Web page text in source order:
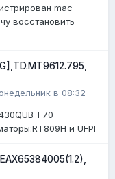
mac
восстановить
в 08:32
F70
и UFPI